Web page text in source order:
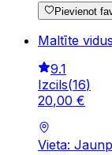
Pievienot
Maltīte
9.1
Izcils(16)
20,00 €
Vieta: